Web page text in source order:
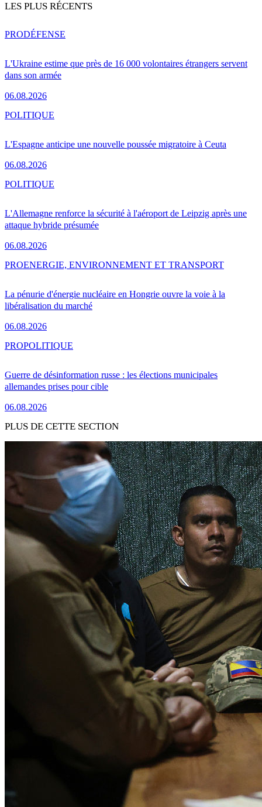
LES PLUS RÉCENTS
L'Ukraine estime que près de 16 000 volontaires étrangers servent
dans son armée
06.08.2026
PRODÉFENSE
L'Espagne anticipe une nouvelle poussée migratoire à Ceuta
06.08.2026
POLITIQUE
L'Allemagne renforce la sécurité à l'aéroport de Leipzig après une
attaque hybride présumée
06.08.2026
POLITIQUE
La pénurie d'énergie nucléaire en Hongrie ouvre la voie à la
libéralisation du marché
06.08.2026
PROENERGIE, ENVIRONNEMENT ET TRANSPORT
Guerre de désinformation russe : les élections municipales
allemandes prises pour cible
06.08.2026
PROPOLITIQUE
PLUS DE CETTE SECTION